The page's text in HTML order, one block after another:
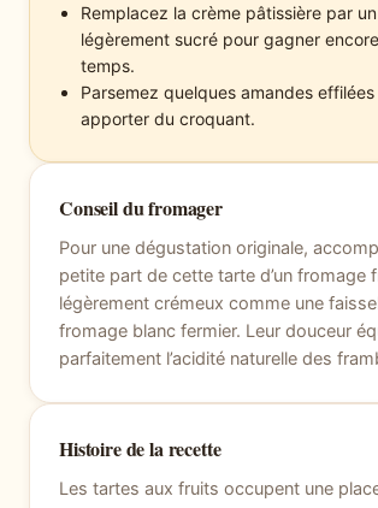
Remplacez la crème pâtissière par
légèrement sucré pour gagner
temps.
Parsemez quelques amandes
apporter du croquant.
Conseil du fromager
Pour une dégustation originale,
petite part de cette tarte d’un fromage
légèrement crémeux comme une
fromage blanc fermier. Leur douceur
parfaitement l’acidité naturelle des
Histoire de la recette
Les tartes aux fruits occupent une